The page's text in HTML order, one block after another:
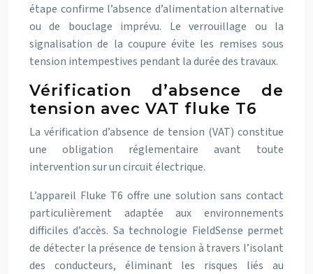
étape confirme l’absence d’alimentation alternative
ou de bouclage imprévu. Le verrouillage ou la
signalisation de la coupure évite les remises sous
tension intempestives pendant la durée des travaux.
Vérification d’absence de
tension avec VAT fluke T6
La vérification d’absence de tension (VAT) constitue
une obligation réglementaire avant toute
intervention sur un circuit électrique.
L’appareil Fluke T6 offre une solution sans contact
particulièrement adaptée aux environnements
difficiles d’accès. Sa technologie FieldSense permet
de détecter la présence de tension à travers l’isolant
des conducteurs, éliminant les risques liés au